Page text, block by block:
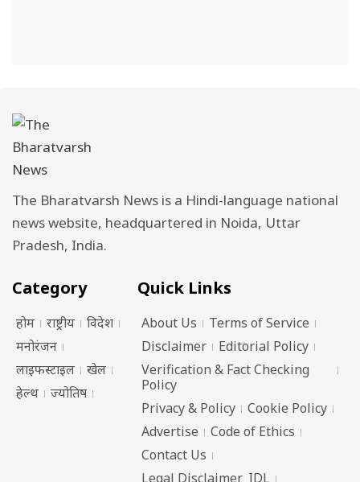
The Bharatvarsh News is a Hindi-language national
news website, headquartered in Noida, Uttar
Pradesh, India.
Category
होम राष्ट्रीय
विदेश
मनोरंजन
लाइफस्टाइल
खेल
हेल्थ
ज्योतिष
Quick Links
About Us
Terms of Service
Disclaimer
Editorial Policy
Verification & Fact Checking
Policy
Privacy & Policy
Cookie Policy
Advertise
Code of Ethics
Contact Us
Legal Disclaimer_IDL